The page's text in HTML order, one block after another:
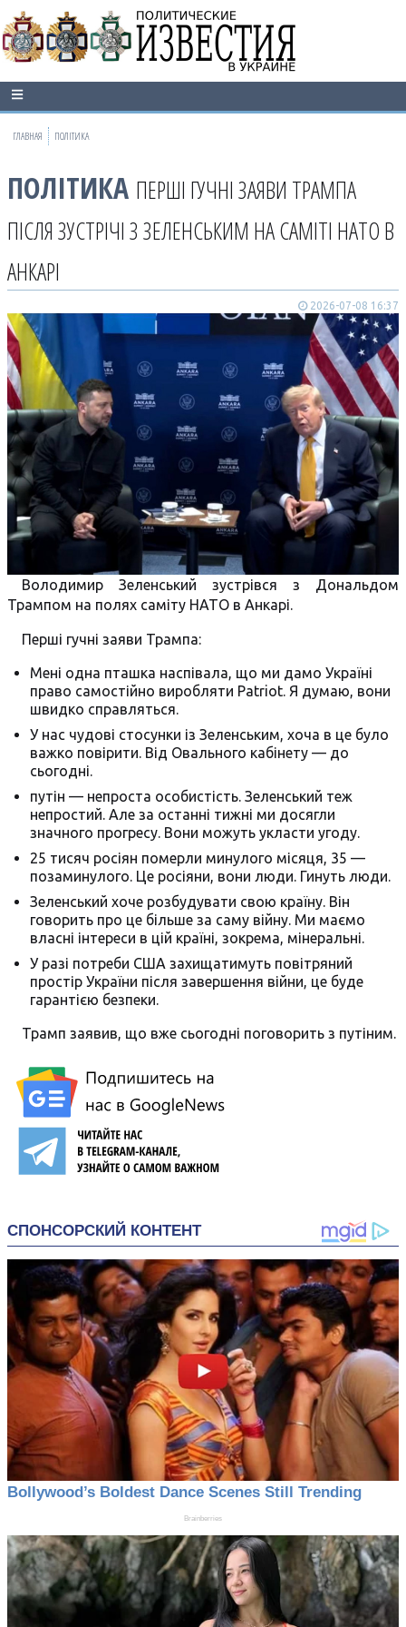
ГЛАВНАЯ ПОЛІТИКА
ПОЛІТИКА ПЕРШІ ГУЧНІ ЗАЯВИ ТРАМПА
ПІСЛЯ ЗУСТРІЧІ З ЗЕЛЕНСЬКИМ НА САМІТІ НАТО В
АНКАРІ
2026-07-08 16:37
Володимир Зеленський зустрівся з Дональдом
Трампом на полях саміту НАТО в Анкарі.
Перші гучні заяви Трампа:
Мені одна пташка наспівала, що ми дамо Україні
право самостійно виробляти Patriot. Я думаю, вони
швидко справляться.
У нас чудові стосунки із Зеленським, хоча в це було
важко повірити. Від Овального кабінету — до
сьогодні.
путін — непроста особистість. Зеленський теж
непростий. Але за останні тижні ми досягли
значного прогресу. Вони можуть укласти угоду.
25 тисяч росіян померли минулого місяця, 35 —
позаминулого. Це росіяни, вони люди. Гинуть люди.
Зеленський хоче розбудувати свою країну. Він
говорить про це більше за саму війну. Ми маємо
власні інтереси в цій країні, зокрема, мінеральні.
У разі потреби США захищатимуть повітряний
простір України після завершення війни, це буде
гарантією безпеки.
Трамп заявив, що вже сьогодні поговорить з путіним.